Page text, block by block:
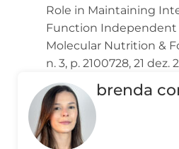
Role in Maintaining
Function Independent
Molecular Nutrition &
n. 3, p. 2100728, 21 dez.
brenda